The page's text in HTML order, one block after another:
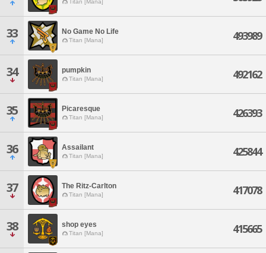
Titan [Mana]
33 No Game No Life
Titan [Mana] 493989
34 pumpkin
Titan [Mana] 492162
35 Picaresque
Titan [Mana] 426393
36 Assailant
Titan [Mana] 425844
37 The Ritz-Carlton
Titan [Mana] 417078
38 shop eyes
Titan [Mana] 415665